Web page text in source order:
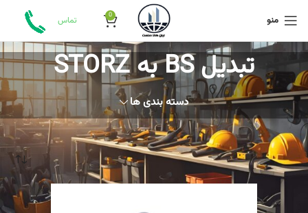
منو 0 تماس
تبدیل BS به STORZ
دسته بندی ها
خانه محصولات برچسب خورده “تبدیل BS به STORZ”